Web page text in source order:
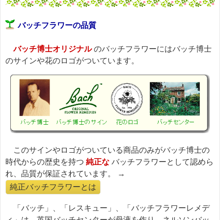
バッチフラワーの品質
バッチ博士オリジナルのバッチフラワーにはバッチ博士
のサインや花のロゴがついています。
このサインやロゴがついている商品のみがバッチ博士の
時代からの歴史を持つ 純正な バッチフラワーとして認めら
れ、品質が保証されています。 →
純正バッチフラワーとは
「バッチ」、「レスキュー」、「バッチフラワーレメデ